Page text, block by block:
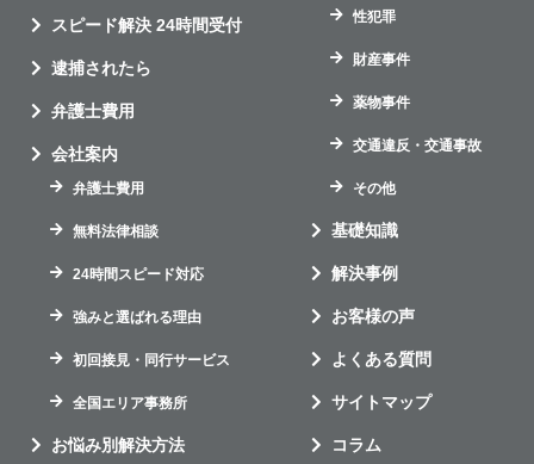
スピード解決 24時間受付
逮捕されたら
弁護士費用
会社案内
弁護士費用
無料法律相談
24時間スピード対応
強みと選ばれる理由
初回接見・同行サービス
全国エリア事務所
お悩み別解決方法
性犯罪
財産事件
薬物事件
交通違反・交通事故
その他
基礎知識
解決事例
お客様の声
よくある質問
サイトマップ
コラム